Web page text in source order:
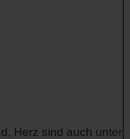
Herz sind auch unter